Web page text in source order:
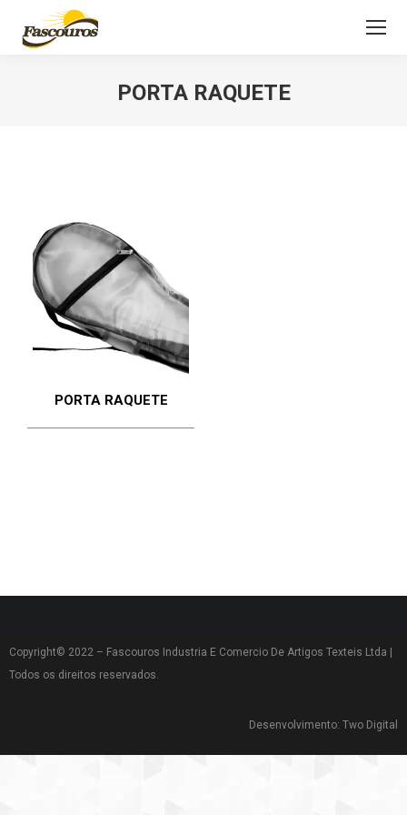
PORTA RAQUETE
PORTA RAQUETE
Copyright© 2022 – Fascouros Industria E Comercio De Artigos Texteis Ltda |
Todos os direitos reservados.
Desenvolvimento: Two Digital